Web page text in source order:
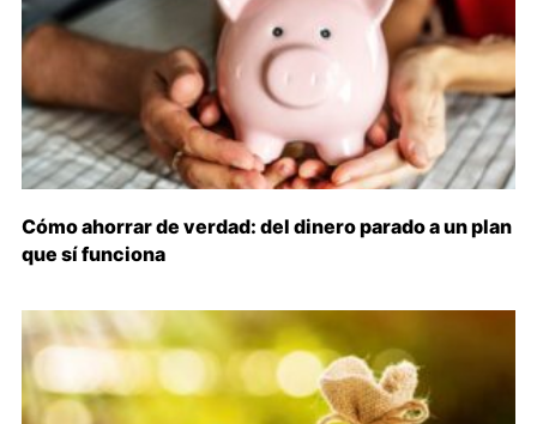
Cómo ahorrar de verdad: del dinero parado a un plan
que sí funciona